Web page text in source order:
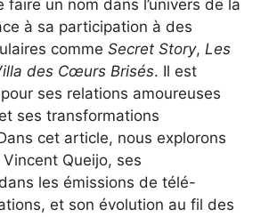
faire un nom dans l’univers de la
à sa participation à des
comme Secret Story, Les
des Cœurs Brisés. Il est
ses relations amoureuses
ses transformations
cet article, nous explorons
Queijo, ses
les émissions de télé-
et son évolution au fil des